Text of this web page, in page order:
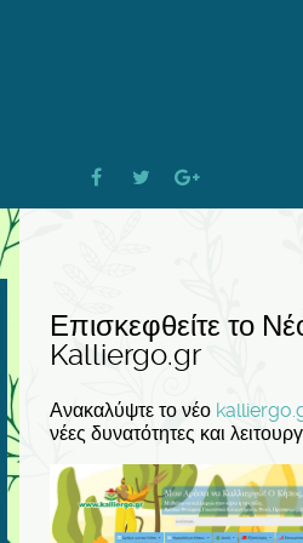
Επισκεφθείτε το
Kalliergo.gr
Ανακαλύψτε το νέο
νέες δυνατότητες και